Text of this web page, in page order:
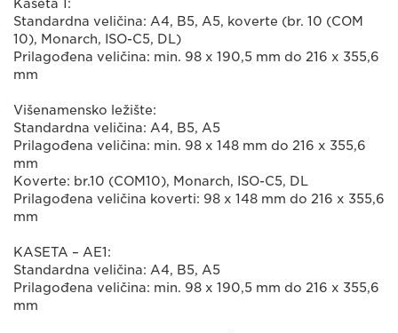
Kaseta 1:
Standardna veličina: A4, B5, A5, koverte (br. 10 (COM
10), Monarch, ISO-C5, DL)
Prilagođena veličina: min. 98 x 190,5 mm do 216 x 355,6
mm
Višenamensko ležište:
Standardna veličina: A4, B5, A5
Prilagođena veličina: min. 98 x 148 mm do 216 x 355,6
mm
Koverte: br.10 (COM10), Monarch, ISO-C5, DL
Prilagođena veličina koverti: 98 x 148 mm do 216 x 355,6
mm
KASETA – AE1:
Standardna veličina: A4, B5, A5
Prilagođena veličina: min. 98 x 190,5 mm do 216 x 355,6
mm